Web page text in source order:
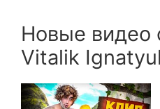
Новые видео
Vitalik